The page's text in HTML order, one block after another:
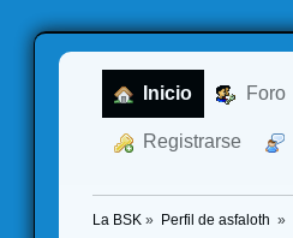
Inicio Foro
Registrarse
La BSK » Perfil de asfaloth »